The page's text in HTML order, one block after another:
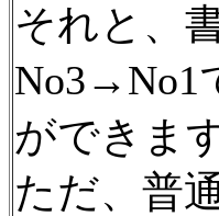
それと、
No3→No1
ができます
ただ、普